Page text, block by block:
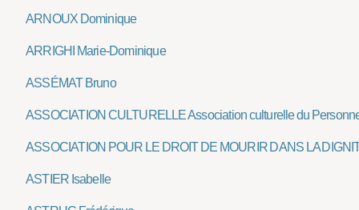
ARNOUX Dominique
ARRIGHI Marie-Dominique
ASSÉMAT Bruno
ASSOCIATION CULTURELLE Association culturelle du
ASSOCIATION POUR LE DROIT DE MOURIR DANS LA
ASTIER Isabelle